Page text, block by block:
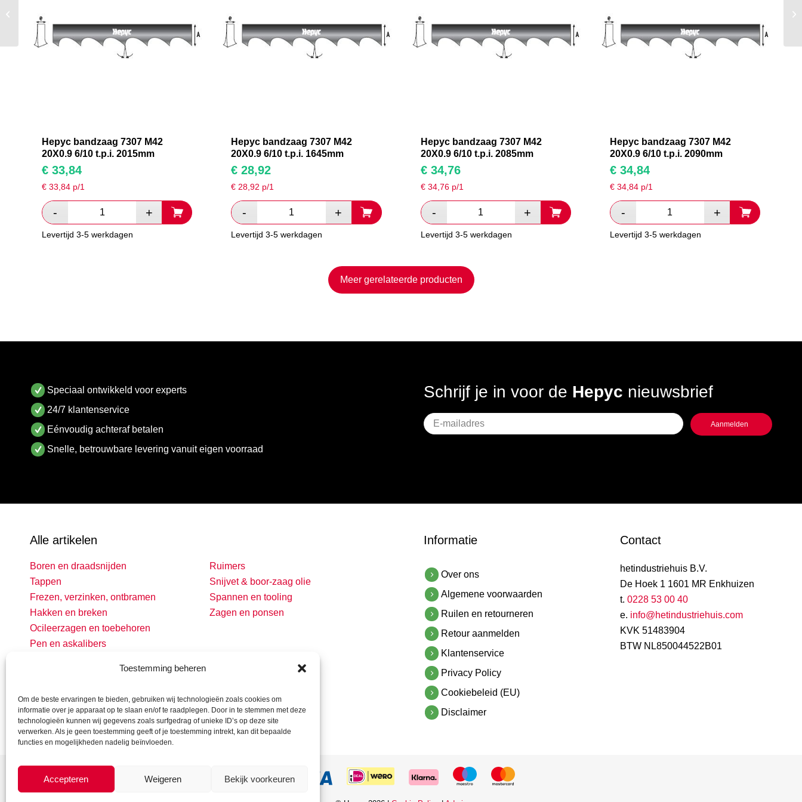
Toestemming beheren
Om de beste ervaringen te bieden, gebruiken wij technologieën zoals cookies om
informatie over je apparaat op te slaan en/of te raadplegen. Door in te stemmen met deze
technologieën kunnen wij gegevens zoals surfgedrag of unieke ID’s op deze site
verwerken. Als je geen toestemming geeft of je toestemming intrekt, kan dit bepaalde
functies en mogelijkheden nadelig beïnvloeden.
Accepteren Weigeren Bekijk voorkeuren
Hepyc bandzaag 7307 M42
20X0.9 6/10 t.p.i. 2015mm
€ 33,84
€ 33,84 p/1
Levertijd 3-5 werkdagen
Hepyc bandzaag 7307 M42
20X0.9 6/10 t.p.i. 1645mm
€ 28,92
€28,92 p/1
Levertijd 3-5 werkdagen
Hepyc bandzaag 7307 M42
20X0.9 6/10 t.p.i. 2085mm
€34,76
€ 34,76p/1
Levertijd 3-5 werkdagen
Hepyc bandzaag 7307 M42
20X0.9 6/10 t.p.i. 2090mm
€34,84
€ 34,84p/1
Levertijd 3-5 werkdagen
Meer gerelateerde producten
Speciaal ontwikkeld voor experts
24/7 klantenservice
Eénvoudig achteraf betalen
Snelle, betrouwbare levering vanuit eigen voorraad
Schrijf je in voor de Hepyc nieuwsbrief
Geen
titel
Alle artikelen
Boren en draadsnijden
Tappen
Frezen, verzinken, ontbramen
Hakken en breken
Ocileerzagen en toebehoren
Pen en askalibers
Ruimers
Snijvet & boor-zaag olie
Spannen en tooling
Zagen en ponsen
Informatie
Over ons
Algemene voorwaarden
Ruilen en retourneren
Retour aanmelden
Klantenservice
Privacy Policy
Cookiebeleid (EU)
Disclaimer
Contact
hetindustriehuis B.V.
De Hoek 1 1601 MR Enkhuizen
t. 0228 53 00 40
e. info@hetindustriehuis.com
KVK 51483904
BTW NL850044522B01
2780mm